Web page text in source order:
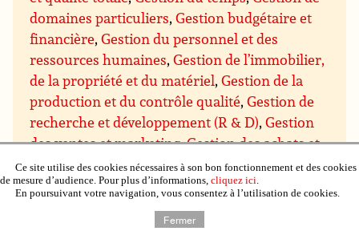
domaines particuliers,Gestion budgétaire et
financière,Gestion du personnel et des
ressources humaines,Gestion de l’immobilier,
de la propriété et du matériel,Gestion de la
production et du contrôle qualité,Gestion de
recherche et développement (R & D),Gestion
des ventes et marketing,Gestion des achats et
des approvisionnements,Gestion de la
distribution et de la logistique,Négociation
commerciale
Communication et présentation
Mathématiques et système
Ce site utilise des cookies nécessaires à son bon fonctionnement et des cookies
de mesure d’audience. Pour plus d’informations, cliquez ici.
En poursuivant votre navigation, vous consentez à l’utilisation de cookies.
Fermer